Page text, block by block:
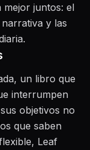
mejor juntos: el
y las
un libro que
interrumpen
objetivos no
que saben
Leaf